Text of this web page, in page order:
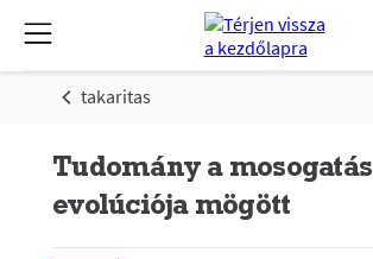
takaritas
Tudomány a mosogatás
evolúciója mögött